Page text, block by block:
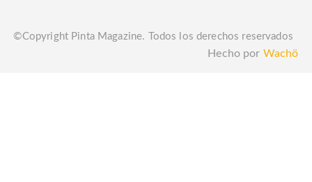
©Copyright Pinta Magazine. Todos los derechos reservados
Hecho por Wachö